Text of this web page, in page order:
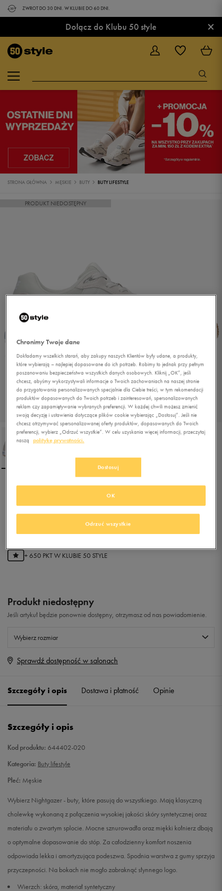
ZWROT DO 30 DNI. W KLUBIE DO 60 DNI.
Dołącz do Klubu 50 style ×
STRONA GŁÓWNA MĘSKIE BUTY BUTY LIFESTYLE
PRODUKT NIEDOSTĘPNY
129,99złz Vat
+ 650 PKT W KLUBIE 50 STYLE
Produkt niedostępny
Jeśli artykuł będzie ponownie dostępny, otrzymasz od nas powiadomienie.
Wybierz rozmiar
Rozmiary EU
40,5 25,5 cm
42 26,5 cm Powiadom o dostępności
42,5
Powiadom o dostępności
44 28 cm
Sprawdź dostępność w salonach
Szczegóły i opis Dostawa i płatność Opinie
Szczegóły i opis
Kod produktu: 644402-020
Kategoria: Buty lifestyle
Płeć: Męskie
Wybierz Nightgazer - buty, które pasują do wszystkiego. Mają klasyczną
cholewkę wykonaną z połączenia wysokiej jakości skóry syntetycznej oraz
materiału o zwartym splocie. Mocne sznurowadła oraz miękki kołnierz dbają
o optymalne dopasowanie do stóp. Za całodzienny komfort noszenia
odpowiada lekka i amortyzująca podeszwa. Spodnia warstwa z gumy sprzyja
przyczepności. Na bokach nie mogło zabraknąć słynnego logo.
Wierzch: skóra, materiał syntetyczny
Chronimy Twoje dane
Dokładamy wszelkich starań, aby zakupy naszych Klientów były udane, a produkty,
które wybierają – najlepiej dopasowane do ich potrzeb. Robimy to jednak przy pełnym
poszanowaniu bezpieczeństwa wszystkich danych osobowych. Kliknij „OK”, jeśli
chcesz, abyśmy wykorzystywali informacje o Twoich zachowaniach na naszej stronie
do przygotowania personalizowanych specjalnie dla Ciebie treści, w tym rekomendacji
produktów dopasowanych do Twoich potrzeb i zainteresowań, spersonalizowanych
reklam czy zapamiętywanie wybranych preferencji. W każdej chwili możesz zmienić
swoją decyzję i ustawienia dotyczące plików cookie wybierając „Dostosuj”. Jeśli nie
chcesz otrzymywać spersonalizowanej oferty produktów, dopasowanych do Twoich
preferencji, wybierz „Odrzuć wszystkie”. W celu uzyskania więcej informacji, przeczytaj
naszą
politykę prywatności.
Dostosuj
Odrzuć wszystkie
OK